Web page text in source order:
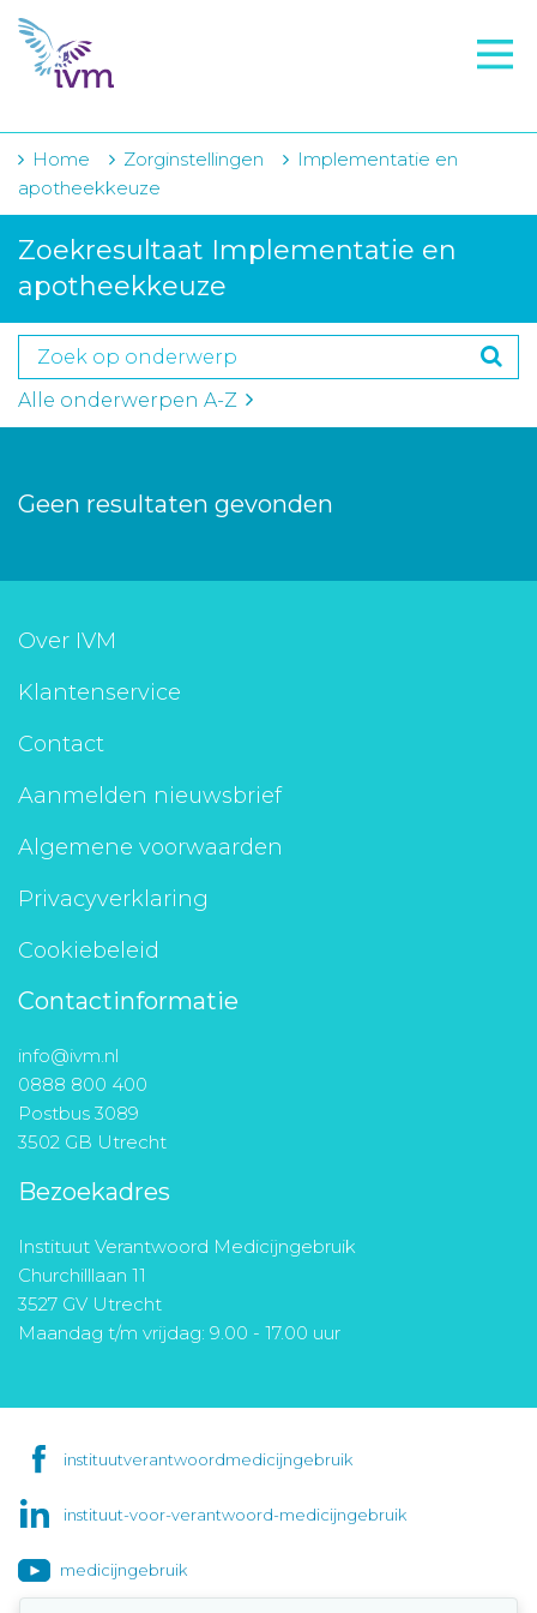
VMI
FTO voorbereiding
IVM-academie
Zorginstellingen
Voorschrijfgedrag
Projecten
Over IVM
Actueel
Winkelwagentje
Home Zorginstellingen
Implementatie en
apotheekkeuze
Zoekresultaat Implementatie en
apotheekkeuze
Alle onderwerpen A-Z
Geen resultaten gevonden
Over IVM
Klantenservice
Contact
Aanmelden nieuwsbrief
Algemene voorwaarden
Privacyverklaring
Cookiebeleid
Contactinformatie
info@ivm.nl
0888 800 400
Postbus 3089
3502 GB Utrecht
Bezoekadres
Instituut Verantwoord Medicijngebruik
Churchilllaan 11
3527 GV Utrecht
Maandag t/m vrijdag: 9.00 - 17.00 uur
instituutverantwoordmedicijngebruik
instituut-voor-verantwoord-medicijngebruik
medicijngebruik